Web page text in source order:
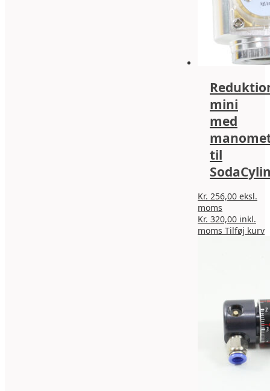
mini
med
til
Kr. 256,00 eksl.
moms
Kr. 320,00 inkl.
moms Tilføj kurv